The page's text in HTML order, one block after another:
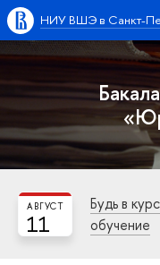
НИУ ВШЭ в Санкт-
11
АВГУСТ
Будь в
обучение